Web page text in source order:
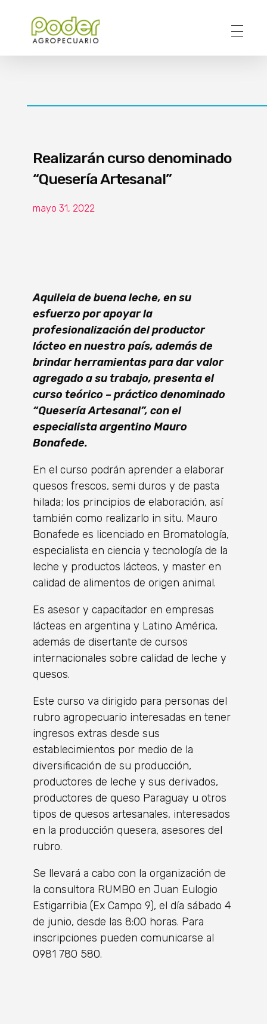
Realizarán curso denominado
“Quesería Artesanal”
mayo 31, 2022
Aquileia de buena leche, en su
esfuerzo por apoyar la
profesionalización del productor
lácteo en nuestro país, además de
brindar herramientas para dar valor
agregado a su trabajo, presenta el
curso teórico – práctico denominado
“Quesería Artesanal”, con el
especialista argentino Mauro
Bonafede.
En el curso podrán aprender a elaborar
quesos frescos, semi duros y de pasta
hilada; los principios de elaboración, así
también como realizarlo in situ. Mauro
Bonafede es licenciado en Bromatología,
especialista en ciencia y tecnología de la
leche y productos lácteos, y master en
calidad de alimentos de origen animal.
Es asesor y capacitador en empresas
lácteas en argentina y Latino América,
además de disertante de cursos
internacionales sobre calidad de leche y
quesos.
Este curso va dirigido para personas del
rubro agropecuario interesadas en tener
ingresos extras desde sus
establecimientos por medio de la
diversificación de su producción,
productores de leche y sus derivados,
productores de queso Paraguay u otros
tipos de quesos artesanales, interesados
en la producción quesera, asesores del
rubro.
Se llevará a cabo con la organización de
la consultora RUMBO en Juan Eulogio
Estigarribia (Ex Campo 9), el día sábado 4
de junio, desde las 8:00 horas. Para
inscripciones pueden comunicarse al
0981 780 580.